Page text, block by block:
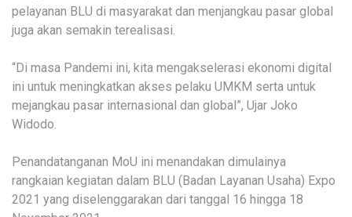
pelayanan BLU di masyarakat dan menjangkau pasar global
juga akan semakin terealisasi.
“Di masa Pandemi ini, kita mengakselerasi ekonomi digital
ini untuk meningkatkan akses pelaku UMKM serta untuk
mejangkau pasar internasional dan global”, Ujar Joko
Widodo.
Penandatanganan MoU ini menandakan dimulainya
rangkaian kegiatan dalam BLU (Badan Layanan Usaha) Expo
2021 yang diselenggarakan dari tanggal 16 hingga 18